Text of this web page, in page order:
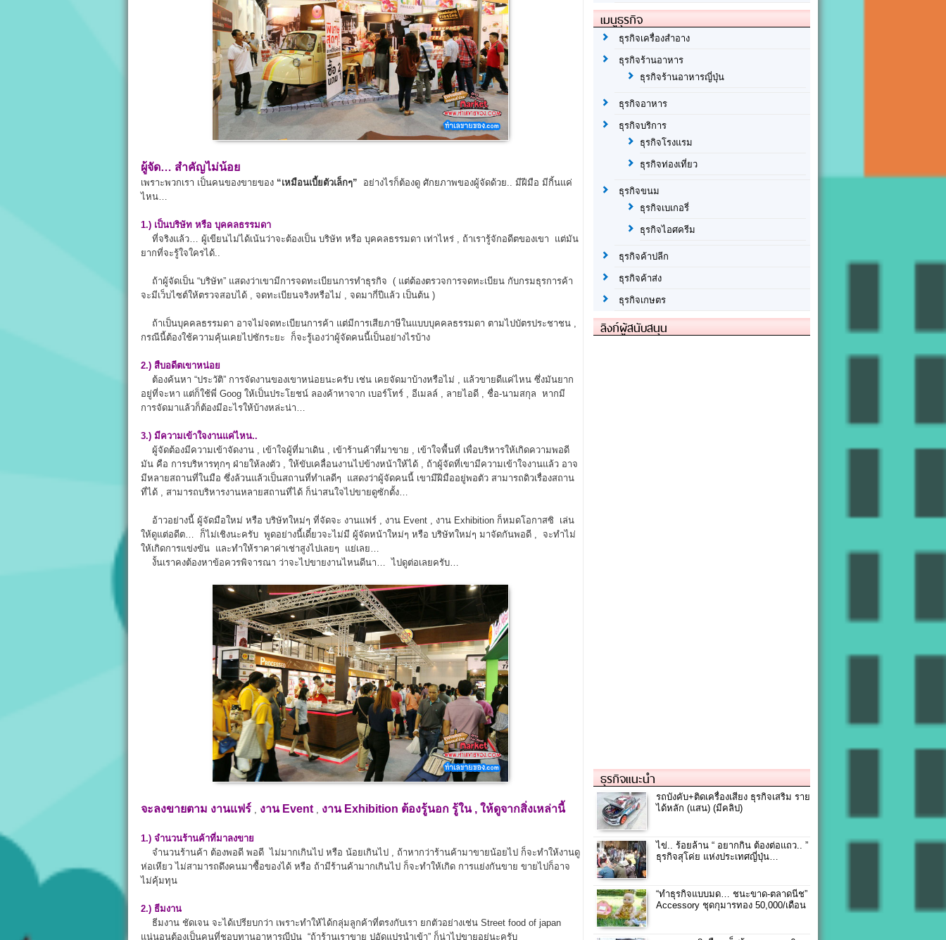
ผู้จัด… สำคัญไม่น้อย
เพราะพวกเรา เป็นคนของขายของ “เหมือนเบี้ยตัวเล็กๆ” อย่างไรก็ต้องดู ศักยภาพของผู้จัดด้วย.. มีฝีมือ มีกิ้นแค่
ไหน…
1.) เป็นบริษัท หรือ บุคคลธรรมดา
ที่จริงแล้ว… ผู้เขียนไม่ได้เน้นว่าจะต้องเป็น บริษัท หรือ บุคคลธรรมดา เท่าไหร่ , ถ้าเรารู้จักอดีตของเขา แต่มัน
ยากที่จะรู้ใจใครได้..
ถ้าผู้จัดเป็น “บริษัท” แสดงว่าเขามีการจดทะเบียนการทำธุรกิจ ( แต่ต้องตรวจการจดทะเบียน กับกรมธุรการค้า
จะมีเว็บไซต์ให้ตรวจสอบได้ , จดทะเบียนจริงหรือไม่ , จดมากี่ปีแล้ว เป็นต้น )
ถ้าเป็นบุคคลธรรมดา อาจไม่จดทะเบียนการค้า แต่มีการเสียภาษีในแบบบุคคลธรรมดา ตามไปบัตรประชาชน ,
กรณีนี้ต้องใช้ความคุ้นเคยไปซักระยะ ก็จะรู้เองว่าผู้จัดคนนี้เป็นอย่างไรบ้าง
2.) สืบอดีตเขาหน่อย
ต้องค้นหา “ประวัติ” การจัดงานของเขาหน่อยนะครับ เช่น เคยจัดมาบ้างหรือไม่ , แล้วขายดีแค่ไหน ซึ่งมันยาก
อยู่ที่จะหา แต่ก็ใช้พี่ Goog ให้เป็นประโยชน์ ลองค้าหาจาก เบอร์โทร์ , อีเมลล์ , ลายไอดี , ชื่อ-นามสกุล หากมี
การจัดมาแล้วก็ต้องมีอะไรให้บ้างหล่ะน่า…
3.) มีความเข้าใจงานแค่ไหน..
ผู้จัดต้องมีความเข้าจัดงาน , เข้าใจผู้ที่มาเดิน , เข้าร้านค้าที่มาขาย , เข้าใจพื้นที่ เพื่อบริหารให้เกิดความพอดี
มัน คือ การบริหารทุกๆ ฝ่ายให้ลงตัว , ให้ขับเคลื่อนงานไปข้างหน้าให้ได้ , ถ้าผู้จัดที่เขามีความเข้าใจงานแล้ว อาจ
มีหลายสถานที่ในมือ ซึ่งล้วนแล้วเป็นสถานที่ทำเลดีๆ แสดงว่าผู้จัดคนนี้ เขามีฝีมืออยู่พอตัว สามารถดิวเรื่องสถาน
ที่ได้ , สามารถบริหารงานหลายสถานที่ได้ ก็น่าสนใจไปขายดูซักตั้ง…
อ้าวอย่างนี้ ผู้จัดมือใหม่ หรือ บริษัทใหม่ๆ ที่จัดจะ งานแฟร์ , งาน Event , งาน Exhibition ก็หมดโอกาสซิ เล่น
ให้ดูแต่อดีต… ก็ไม่เชิงนะครับ พูดอย่างนี้เดี๋ยวจะไม่มี ผู้จัดหน้าใหม่ๆ หรือ บริษัทใหม่ๆ มาจัดกันพอดี , จะทำไม่
ให้เกิดการแข่งขัน และทำให้ราคาค่าเช่าสูงไปเลยๆ แย่เลย…
งั้นเราคงต้องหาข้อควรพิจารณา ว่าจะไปขายงานไหนดีนา… ไปดูต่อเลยครับ…
จะลงขายตาม งานแฟร์ งาน Event งาน Exhibition ต้องรู้นอก รู้ใน , ให้ดูจากสิ่งเหล่านี้
1.) จำนวนร้านค้าที่มาลงขาย
จำนวนร้านค้า ต้องพอดี พอดี ไม่มากเกินไป หรือ น้อยเกินไป , ถ้าหากว่าร้านค้ามาขายน้อยไป ก็จะทำให้งานดู
ห่อเหียว ไม่สามารถดึงคนมาซื้อของได้ หรือ ถ้ามีร้านค้ามากเกินไป ก็จะทำให้เกิด การแย่งกันขาย ขายไปก็อาจ
ไม่คุ้มทุน
2.) ธีมงาน
ธีมงาน ชัดเจน จะได้เปรียบกว่า เพราะทำให้ได้กลุ่มลูกค้าที่ตรงกับเรา ยกตัวอย่างเช่น Street food of japan
แน่นอนต้องเป็นคนที่ชอบทานอาหารญีปุ่น “ถ้าร้านเราขาย ปูอัดแปรนำเข้า” ก็น่าไปขายอยู่นะครับ
เมนูธุรกิจ
ธุรกิจเครื่องสำอาง
ธุรกิจร้านอาหาร
ธุรกิจร้านอาหารญี่ปุ่น
ธุรกิจอาหาร
ธุรกิจบริการ
ธุรกิจโรงแรม
ธุรกิจท่องเที่ยว
ธุรกิจขนม
ธุรกิจเบเกอรี่
ธุรกิจไอศครีม
ธุรกิจค้าปลีก
ธุรกิจค้าส่ง
ธุรกิจเกษตร
ลิงก์ผู้สนับสนุน
ธุรกิจแนะนำ
รถบังคับ+ติดเครื่องเสียง ธุรกิจเสริม ราย
ได้หลัก (แสน) (มีคลิป)
ไข่.. ร้อยล้าน “ อยากกิน ต้องต่อแถว.. ”
ธุรกิจสุโค่ย แห่งประเทศญี่ปุ่น…
“ทำธุรกิจแบบมด… ชนะขาด-ตลาดนีช”
Accessory ชุดกุมารทอง 50,000/เดือน